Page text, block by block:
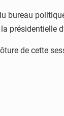
bureau
présidentielle
de cette